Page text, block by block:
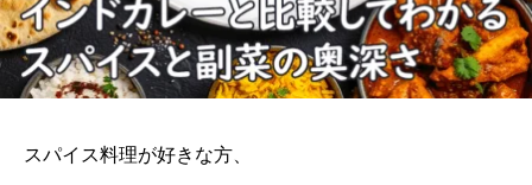
スパイス料理が好きな方、